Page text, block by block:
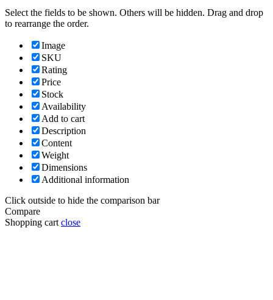
Select the fields to be shown. Others will be hidden. Drag and drop
to rearrange the order.
Image
SKU
Rating
Price
Stock
Availability
Add to cart
Description
Content
Weight
Dimensions
Additional information
Click outside to hide the comparison bar
Compare
Shopping cart close